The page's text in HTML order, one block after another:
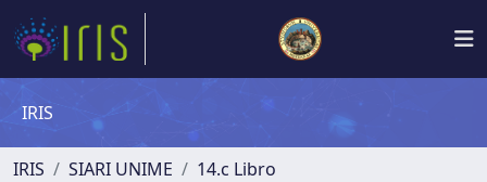
IRIS
IRIS SIARI UNIME
14.c Libro